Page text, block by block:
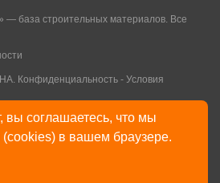
вы соглашаетесь, что мы
(cookies) в вашем браузере.
— база строительных материалов. Все
Конфиденциальность - Условия
комплектации, описания и технические
изменены в любое время без уведомления
вид товаров и упаковки может